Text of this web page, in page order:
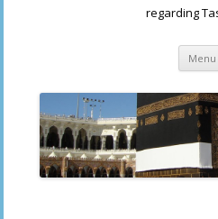
regarding
Menu